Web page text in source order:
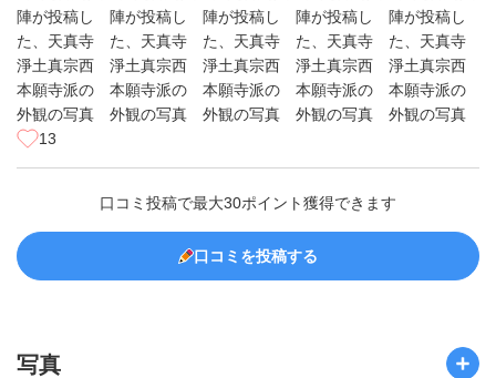
13
口コミ投稿で最大30ポイント獲得できます
口コミを投稿する
写真